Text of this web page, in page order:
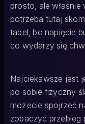
prosto, ale właśnie
potrzeba tutaj
tabel, bo napięcie
co wydarzy się
Najciekawsze jest
po sobie fizyczny
możecie spojrzeć
zobaczyć przebieg